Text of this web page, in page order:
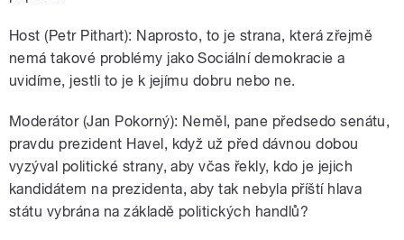
Host (Petr Pithart): Naprosto, to je strana, která zřejmě
nemá takové problémy jako Sociální demokracie a
uvidíme, jestli to je k jejímu dobru nebo ne.
Moderátor (Jan Pokorný): Neměl, pane předsedo senátu,
pravdu prezident Havel, když už před dávnou dobou
vyzýval politické strany, aby včas řekly, kdo je jejich
kandidátem na prezidenta, aby tak nebyla příští hlava
státu vybrána na základě politických handlů?